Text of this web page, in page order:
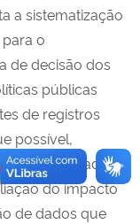
a sistematização
o
de decisão dos
públicas
de registros
possível,
do mercado
do impacto
de dados que